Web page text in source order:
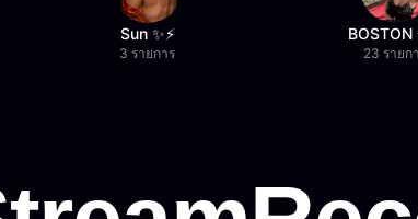
Sun ✨⚡️
3 รายการ
BOSTON
23 รายก